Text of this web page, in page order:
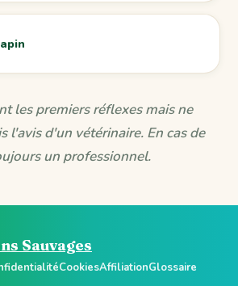
les premiers réflexes mais ne
l'avis d'un vétérinaire. En cas de
un professionnel.
Sauvages
CookiesAffiliationGlossaire